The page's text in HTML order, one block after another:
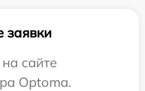
сайте
Optoma.